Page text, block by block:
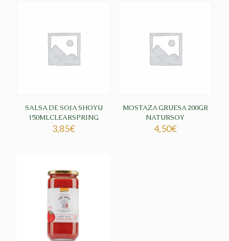
SALSA DE SOJA SHOYU
150MLCLEARSPRING
3,85€
MOSTAZA GRUESA 200GR
NATURSOY
4,50€